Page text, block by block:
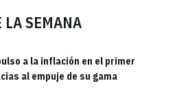
LA SEMANA
a la inflación en el primer
al empuje de su gama